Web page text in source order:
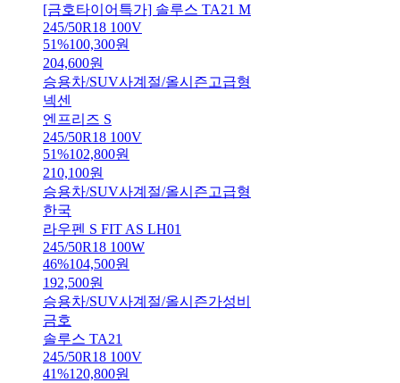
[금호타이어특가] 솔루스 TA21 M
245/50R18 100V
51%100,300원
204,600원
승용차/SUV사계절/올시즌고급형
넥센
엔프리즈 S
245/50R18 100V
51%102,800원
210,100원
승용차/SUV사계절/올시즌고급형
한국
라우펜 S FIT AS LH01
245/50R18 100W
46%104,500원
192,500원
승용차/SUV사계절/올시즌가성비
금호
솔루스 TA21
245/50R18 100V
41%120,800원